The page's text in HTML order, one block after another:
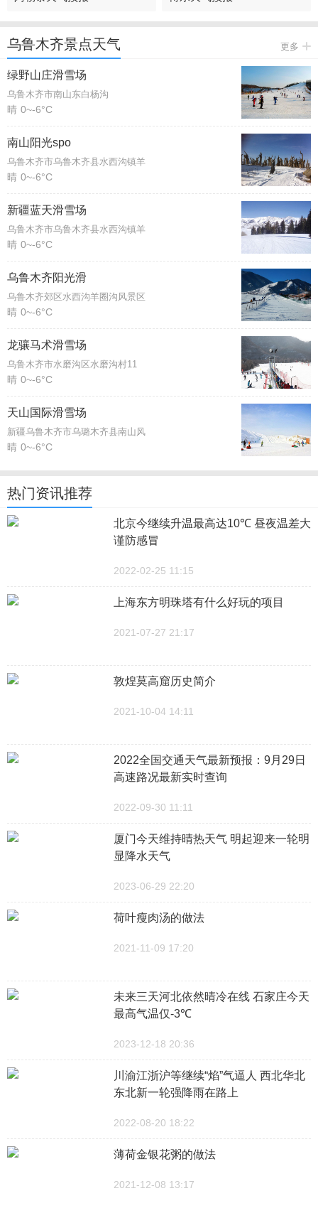
乌鲁木齐景点天气 更多
绿野山庄滑雪场
乌鲁木齐市南山东白杨沟
晴 0~-6°C
南山阳光spo
乌鲁木齐市乌鲁木齐县水西沟镇羊
晴 0~-6°C
新疆蓝天滑雪场
乌鲁木齐市乌鲁木齐县水西沟镇羊
晴 0~-6°C
乌鲁木齐阳光滑
乌鲁木齐郊区水西沟羊圈沟风景区
晴 0~-6°C
龙骧马术滑雪场
乌鲁木齐市水磨沟区水磨沟村11
晴 0~-6°C
天山国际滑雪场
新疆乌鲁木齐市乌璐木齐县南山风
晴 0~-6°C
热门资讯推荐
北京今继续升温最高达10℃ 昼夜温差大
谨防感冒
2022-02-25 11:15
上海东方明珠塔有什么好玩的项目
2021-07-27 21:17
敦煌莫高窟历史简介
2021-10-04 14:11
2022全国交通天气最新预报：9月29日
高速路况最新实时查询
2022-09-30 11:11
厦门今天维持晴热天气 明起迎来一轮明
显降水天气
2023-06-29 22:20
荷叶瘦肉汤的做法
2021-11-09 17:20
未来三天河北依然晴冷在线 石家庄今天
最高气温仅-3℃
2023-12-18 20:36
川渝江浙沪等继续“焰”气逼人 西北华北
东北新一轮强降雨在路上
2022-08-20 18:22
薄荷金银花粥的做法
2021-12-08 13:17